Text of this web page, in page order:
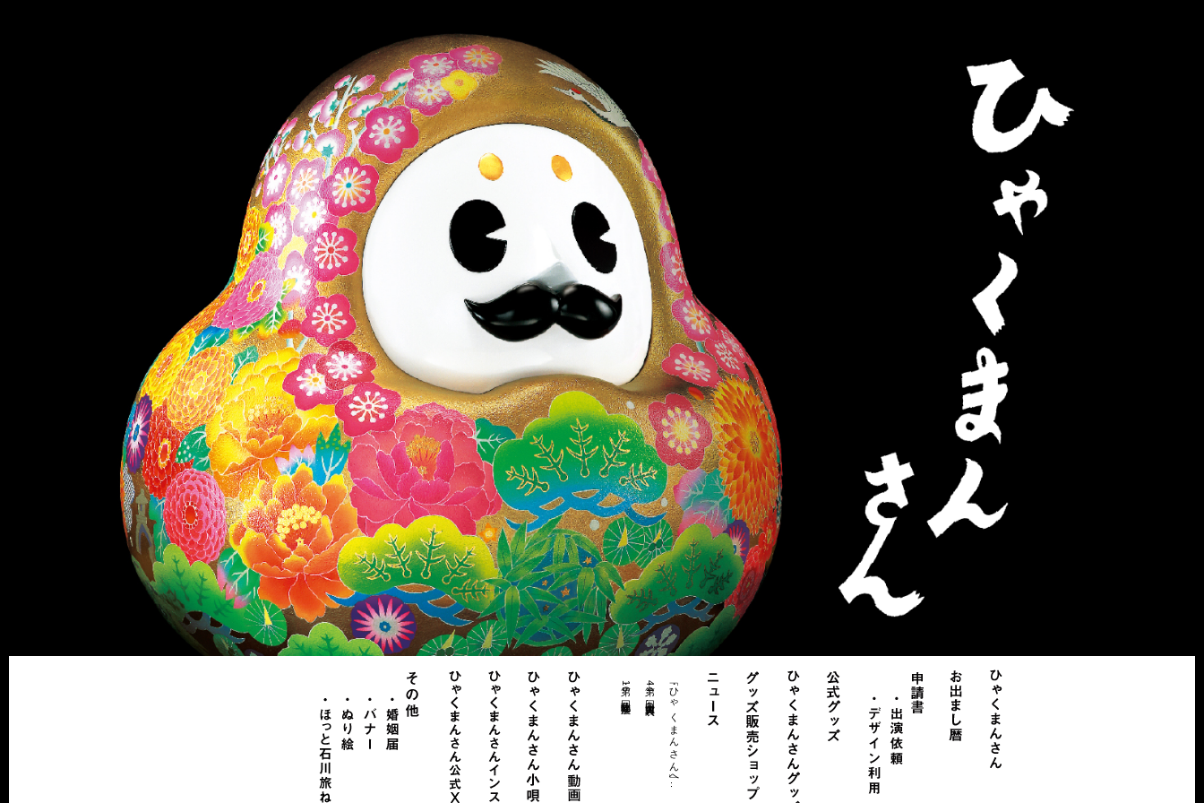
・「ひゃくまんさん」へ..
・第44回白山大賞典表..
・第16回北陸物産展